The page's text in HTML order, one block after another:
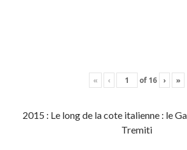
« ‹ of 16 › »
2015 : Le long de la cote italienne : le
Tremiti